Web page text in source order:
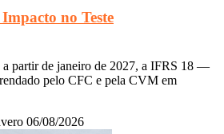
no Teste
partir de janeiro de 2027, a IFRS 18 —
pelo CFC e pela CVM em
06/08/2026